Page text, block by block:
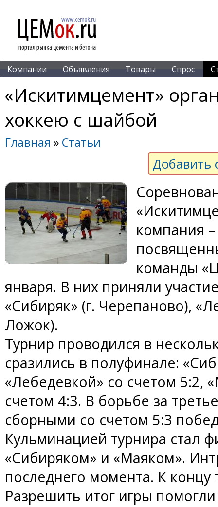
Компании Объявления Товары Спрос
«Искитимцемент»
хоккею с шайбой
Главная » Статьи
Добавить
компания
команды
января. В них приняли
«Сибиряк» (г. Черепаново),
Ложок).
Турнир проводился в
сразились в полуфинале:
«Лебедевкой» со счетом 5:2,
счетом 4:3. В борьбе за
сборными со счетом 5:3
Кульминацией турнира стал
«Сибиряком» и «Маяком».
последнего момента. К концу
Разрешить итог игры